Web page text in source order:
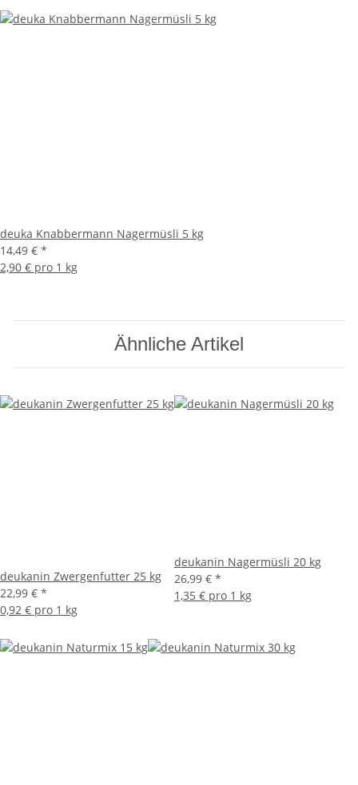
deuka Knabbermann Nagermüsli 5 kg
14,49 € *
2,90 € pro 1 kg
Ähnliche Artikel
deukanin Zwergenfutter 25 kg
22,99 € *
0,92 € pro 1 kg
deukanin Nagermüsli 20 kg
26,99 € *
1,35 € pro 1 kg